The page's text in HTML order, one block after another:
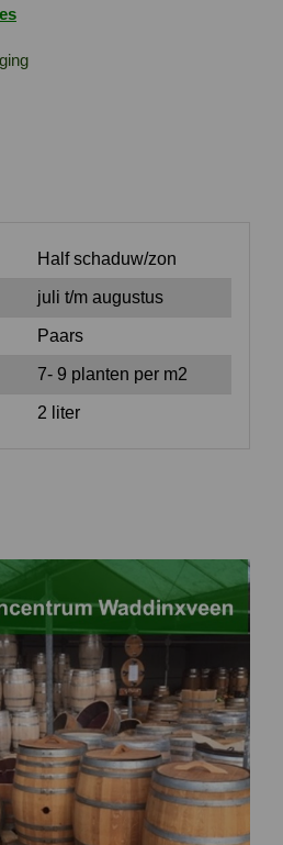
Half schaduw/zon
juli t/m augustus
Paars
7- 9 planten per m2
2 liter